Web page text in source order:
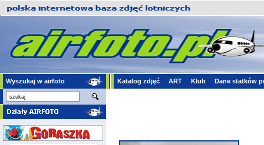
Wyszukaj w airfoto Katalog zdjęć ART Klub Dane statków